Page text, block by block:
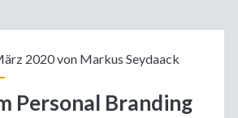
2020 von Markus Seydaack
Personal Branding